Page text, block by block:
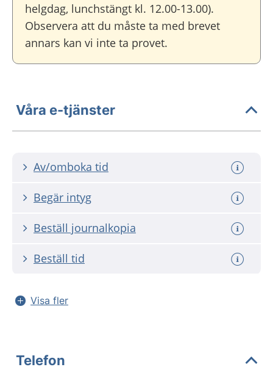
helgdag, lunchstängt kl. 12.00-13.00).
Observera att du måste ta med brevet
annars kan vi inte ta provet.
Våra e-tjänster
Av/omboka tid
Begär intyg
Beställ journalkopia
Beställ tid
Visa fler
Telefon